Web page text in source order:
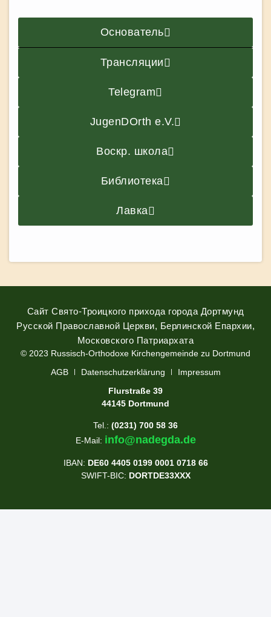
Основатель
Трансляции
Telegram
JugenDOrth e.V.
Воскр. школа
Библиотека
Лавка
Сайт Свято-Троицкого прихода города Дортмунд
Русской Православной Церкви, Берлинской Епархии,
Московского Патриархата
© 2023 Russisch-Orthodoxe Kirchengemeinde zu Dortmund
АGB
Datenschutzerklärung
Impressum
Flurstraße 39
44145 Dortmund
Tel.: (0231) 700 58 36
E-Mail: info@nadegda.de
IBAN: DE60 4405 0199 0001 0718 66
SWIFT-BIC: DORTDE33XXX